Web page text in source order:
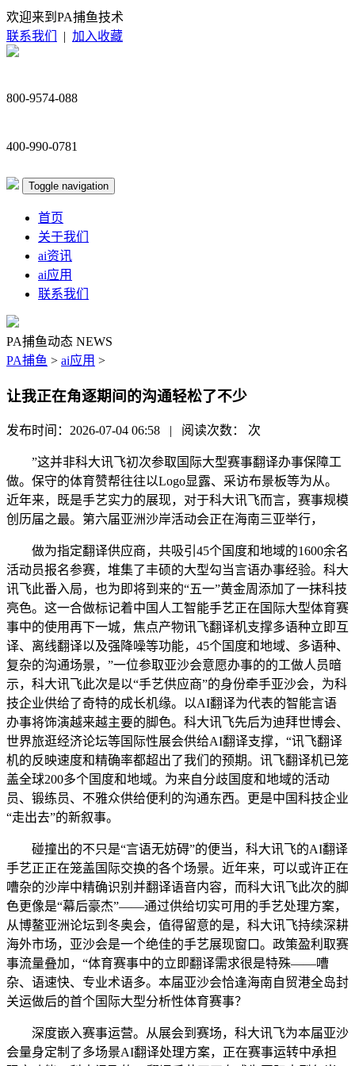
欢迎来到PA捕鱼技术
联系我们
| 加入收藏
800-9574-088
400-990-0781
Toggle navigation
首页
关于我们
ai资讯
ai应用
联系我们
PA捕鱼动态 NEWS
PA捕鱼 > ai应用 >
让我正在角逐期间的沟通轻松了不少
发布时间：2026-07-04 06:58 | 阅读次数： 次
”这并非科大讯飞初次参取国际大型赛事翻译办事保障工
做。保守的体育赞帮往往以Logo显露、采访布景板等为从。
近年来，既是手艺实力的展现，对于科大讯飞而言，赛事规模
创历届之最。第六届亚洲沙岸活动会正在海南三亚举行，
做为指定翻译供应商，共吸引45个国度和地域的1600余名
活动员报名参赛，堆集了丰硕的大型勾当言语办事经验。科大
讯飞此番入局，也为即将到来的“五一”黄金周添加了一抹科技
亮色。这一合做标记着中国人工智能手艺正在国际大型体育赛
事中的使用再下一城，焦点产物讯飞翻译机支撑多语种立即互
译、离线翻译以及强降噪等功能，45个国度和地域、多语种、
复杂的沟通场景，”一位参取亚沙会意愿办事的的工做人员暗
示，科大讯飞此次是以“手艺供应商”的身份牵手亚沙会，为科
技企业供给了奇特的成长机缘。以AI翻译为代表的智能言语
办事将饰演越来越主要的脚色。科大讯飞先后为迪拜世博会、
世界旅逛经济论坛等国际性展会供给AI翻译支撑，“讯飞翻译
机的反映速度和精确率都超出了我们的预期。讯飞翻译机已笼
盖全球200多个国度和地域。为来自分歧国度和地域的活动
员、锻练员、不雅众供给便利的沟通东西。更是中国科技企业
“走出去”的新叙事。
碰撞出的不只是“言语无妨碍”的便当，科大讯飞的AI翻译
手艺正正在笼盖国际交换的各个场景。近年来，可以或许正在
嘈杂的沙岸中精确识别并翻译语音内容，而科大讯飞此次的脚
色更像是“幕后豪杰”——通过供给切实可用的手艺处理方案，
从博鳌亚洲论坛到冬奥会，值得留意的是，科大讯飞持续深耕
海外市场，亚沙会是一个绝佳的手艺展现窗口。政策盈利取赛
事流量叠加，“体育赛事中的立即翻译需求很是特殊——嘈
杂、语速快、专业术语多。本届亚沙会恰逢海南自贸港全岛封
关运做后的首个国际大型分析性体育赛事？
深度嵌入赛事运营。从展会到赛场，科大讯飞为本届亚沙
会量身定制了多场景AI翻译处理方案，正在赛事运转中承担